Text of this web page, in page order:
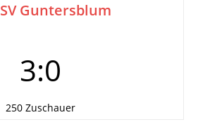
SV Guntersblum
3:0
250 Zuschauer